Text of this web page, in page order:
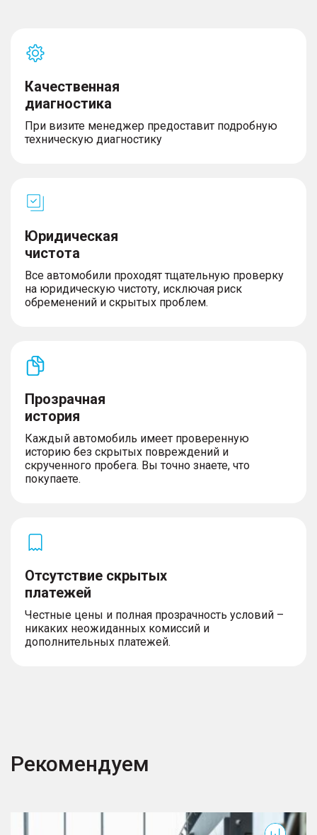
Качественная
диагностика
При визите менеджер предоставит подробную
техническую диагностику
Юридическая
чистота
Все автомобили проходят тщательную проверку
на юридическую чистоту, исключая риск
обременений и скрытых проблем.
Прозрачная
история
Каждый автомобиль имеет проверенную
историю без скрытых повреждений и
скрученного пробега. Вы точно знаете, что
покупаете.
Отсутствие скрытых
платежей
Честные цены и полная прозрачность условий –
никаких неожиданных комиссий и
дополнительных платежей.
Рекомендуем